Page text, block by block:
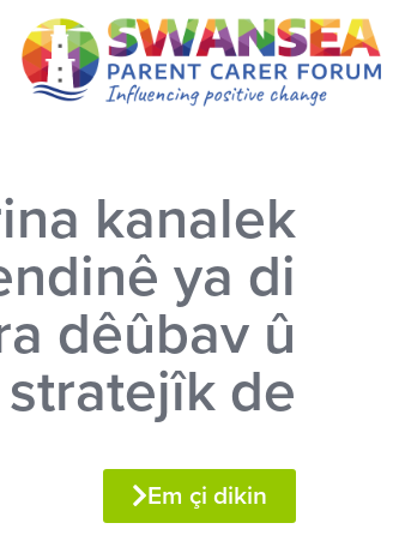
kanalek
ya di
dêûbav û
de
Em çi dikin